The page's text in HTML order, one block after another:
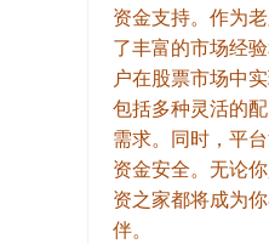
资金支持。作为
了丰富的市场经
户在股票市场中
包括多种灵活的
需求。同时，平
资金安全。无论
资之家都将成为
伴。